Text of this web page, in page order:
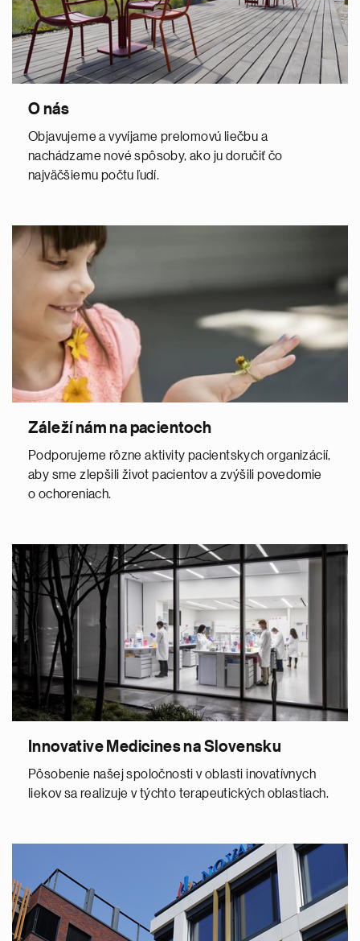
O nás
Objavujeme a vyvíjame prelomovú liečbu a
nachádzame nové spôsoby, ako ju doručiť čo
najväčšiemu počtu ľudí.
Záleží nám na pacientoch
Podporujeme rôzne aktivity pacientskych organizácií,
aby sme zlepšili život pacientov a zvýšili povedomie
o ochoreniach.
Innovative Medicines na Slovensku
Pôsobenie našej spoločnosti v oblasti inovatívnych
liekov sa realizuje v týchto terapeutických oblastiach.